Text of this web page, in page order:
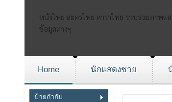
หนังไทย ละครไทย ดาราไทย รวบรวมภาพแ
ข้อมูลต่างๆ
Home นักแสดงชาย
ป้ายกำกับ